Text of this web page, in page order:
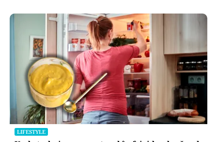
LIFESTYLE